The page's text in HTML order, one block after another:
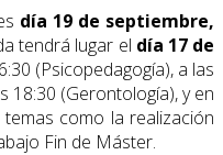
día 19 de septiembre,
tendrá lugar el día 17 de
(Psicopedagogía), a las
18:30 (Gerontología), y en
como la realización
Fin de Máster.